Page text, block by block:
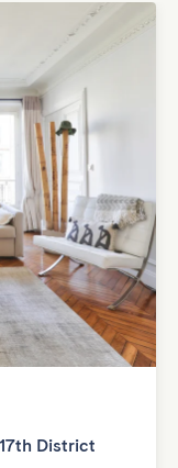
District